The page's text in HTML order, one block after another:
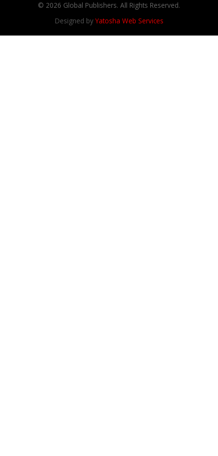
© 2026 Global Publishers. All Rights Reserved.
Designed byYatosha Web Services